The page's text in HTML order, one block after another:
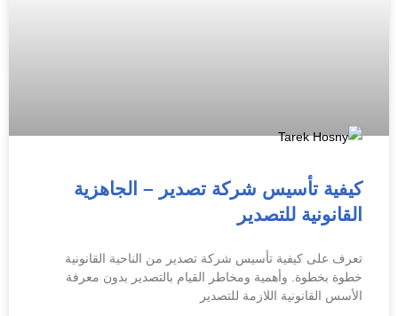
كيفية تأسيس شركة تصدير – الجاهزية
القانونية للتصدير
تعرف على كيفية تأسيس شركة تصدير من الناحية القانونية
خطوة بخطوة. وأهمية ومخاطر القيام بالتصدير بدون معرفة
الأسس القانونية اللازمة للتصدير